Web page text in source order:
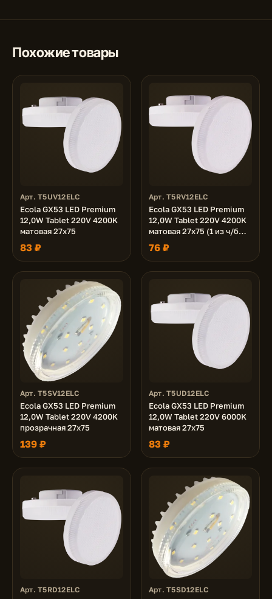
Похожие товары
Арт. T5UV12ELC
Ecola GX53 LED Premium
12,0W Tablet 220V 4200K
матовая 27x75
83 ₽
Арт. T5RV12ELC
Ecola GX53 LED Premium
12,0W Tablet 220V 4200K
матовая 27x75 (1 из ч/б
уп. по 10)
76 ₽
Арт. T5SV12ELC
Ecola GX53 LED Premium
12,0W Tablet 220V 4200K
прозрачная 27x75
139 ₽
Арт. T5UD12ELC
Ecola GX53 LED Premium
12,0W Tablet 220V 6000K
матовая 27x75
83 ₽
Арт. T5RD12ELC Арт. T5SD12ELC